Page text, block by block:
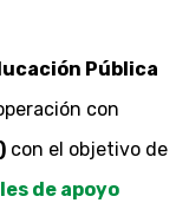
Pública
con
con el objetivo de
de apoyo